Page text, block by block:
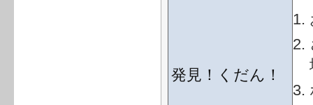
発見！くだん！